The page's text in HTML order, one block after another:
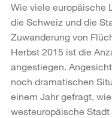
Wie viele europäische
die Schweiz und die
Zuwanderung von
Herbst 2015 ist die
angestiegen.
noch dramatischen
einem Jahr gefragt,
westeuropäische